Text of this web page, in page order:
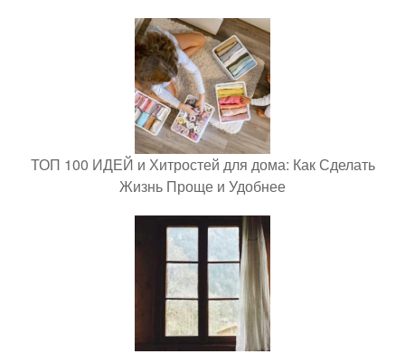
ТОП 100 ИДЕЙ и Хитростей для дома: Как Сделать
Жизнь Проще и Удобнее